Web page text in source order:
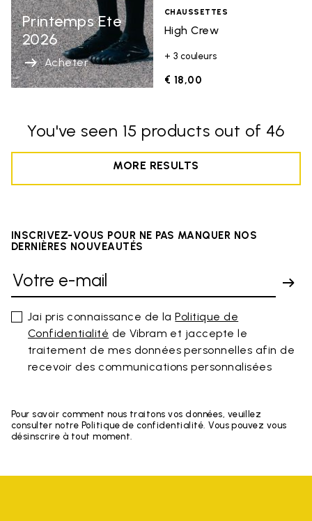
Printemps Ete
2026
Acheter
CHAUSSETTES
High Crew
+ 3 couleurs
€ 18,00
You've seen 15 products out of 46
MORE RESULTS
INSCRIVEZ-VOUS POUR NE PAS MANQUER NOS
DERNIÈRES NOUVEAUTÉS
Jai pris connaissance de laPolitique de
Confidentialité de Vibram et jaccepte le
traitement de mes données personnelles afin de
recevoir des communications personnalisées
Pour savoir comment nous traitons vos données, veuillez
consulter notre Politique de confidentialité. Vous pouvez vous
désinscrire à tout moment.